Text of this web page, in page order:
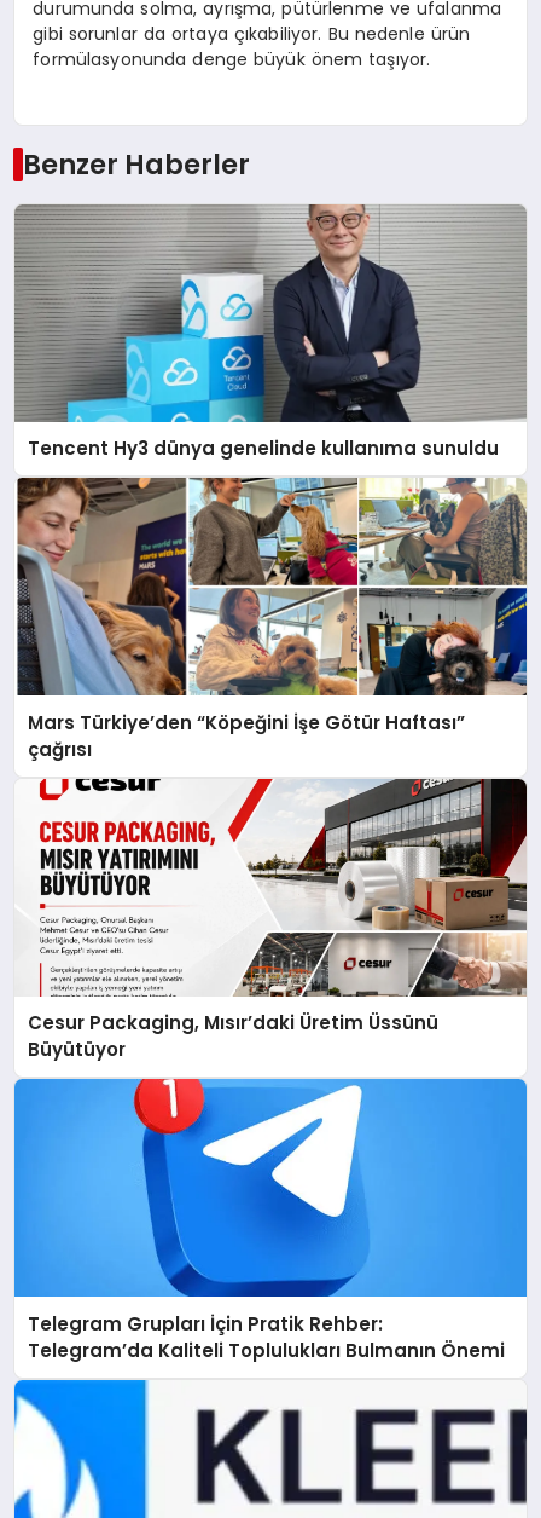
durumunda solma, ayrışma, pütürlenme ve ufalanma
gibi sorunlar da ortaya çıkabiliyor. Bu nedenle ürün
formülasyonunda denge büyük önem taşıyor.
Benzer Haberler
Tencent Hy3 dünya genelinde kullanıma sunuldu
Mars Türkiye’den “Köpeğini İşe Götür Haftası”
çağrısı
Cesur Packaging, Mısır’daki Üretim Üssünü
Büyütüyor
Telegram Grupları İçin Pratik Rehber:
Telegram’da Kaliteli Toplulukları Bulmanın Önemi